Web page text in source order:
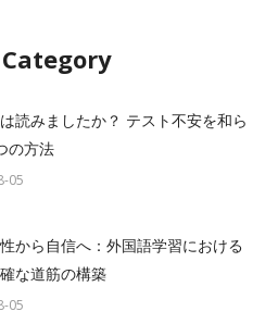
読みましたか？ テスト不安を和ら
の方法
05
から自信へ：外国語学習における
な道筋の構築
05